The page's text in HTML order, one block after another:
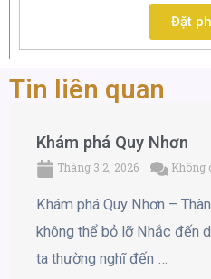
Đặt
Tin liên quan
Khám phá Quy Nhơn
Tháng 3 2, 2026 Không
Khám phá Quy Nhơn –
không thể bỏ lỡ Nhắc đến
ta thường nghĩ đến …